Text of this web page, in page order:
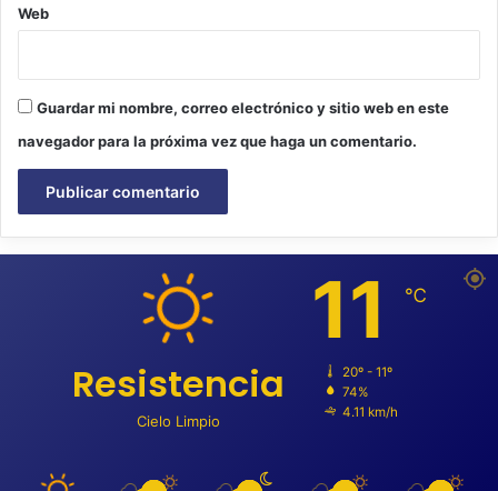
Web
Guardar mi nombre, correo electrónico y sitio web en este
navegador para la próxima vez que haga un comentario.
Resistencia
Cielo Limpio
11 ℃
20º - 11º
74%
4.11 km/h